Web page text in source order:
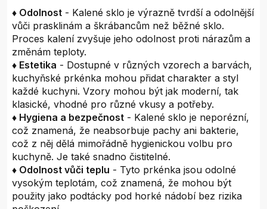
♦ Odolnost - Kalené sklo je výrazně tvrdší a odolnější
vůči prasklinám a škrábancům než běžné sklo.
Proces kalení zvyšuje jeho odolnost proti nárazům a
změnám teploty.
♦ Estetika - Dostupné v různých vzorech a barvách,
kuchyňské prkénka mohou přidat charakter a styl
každé kuchyni. Vzory mohou být jak moderní, tak
klasické, vhodné pro různé vkusy a potřeby.
♦ Hygiena a bezpečnost - Kalené sklo je neporézní,
což znamená, že neabsorbuje pachy ani bakterie,
což z něj dělá mimořádně hygienickou volbu pro
kuchyně. Je také snadno čistitelné.
♦ Odolnost vůči teplu - Tyto prkénka jsou odolné
vysokým teplotám, což znamená, že mohou být
použity jako podtácky pod horké nádobí bez rizika